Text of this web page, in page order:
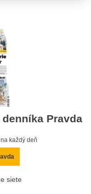
Pravda
každý deň
siete